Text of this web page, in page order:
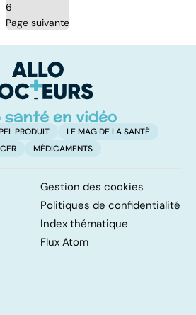
6
Page suivante
PRODUIT
LE MAG DE LA SANTÉ
MÉDICAMENTS
Gestion des cookies
Politiques de confidentialité
Index thématique
Flux Atom